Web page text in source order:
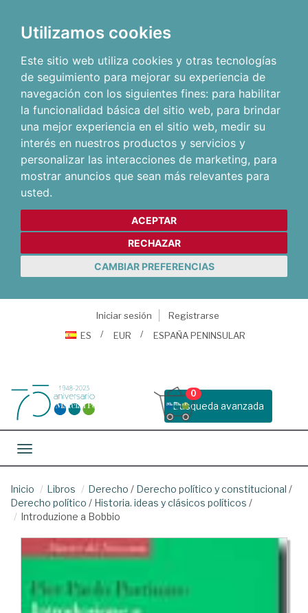
Utilizamos cookies
Este sitio web utiliza cookies y otras tecnologías
de seguimiento para mejorar su experiencia de
navegación con los siguientes fines: para habilitar
la funcionalidad básica del sitio web, para brindar
una mejor experiencia en el sitio web, medir su
interés en nuestros productos y servicios y
personalizar las interacciones de marketing, para
mostrar anuncios que sean más relevantes para
usted.
ACEPTAR
RECHAZAR
CAMBIAR PREFERENCIAS
Iniciar sesión
Registrarse
ES
EUR ESPAÑA PENINSULAR
Busqueda avanzada
0
Toggle navigation
Inicio Libros Derecho / Derecho político y constitucional /
Derecho político / Historia. ideas y clásicos políticos /
Introduzione a Bobbio